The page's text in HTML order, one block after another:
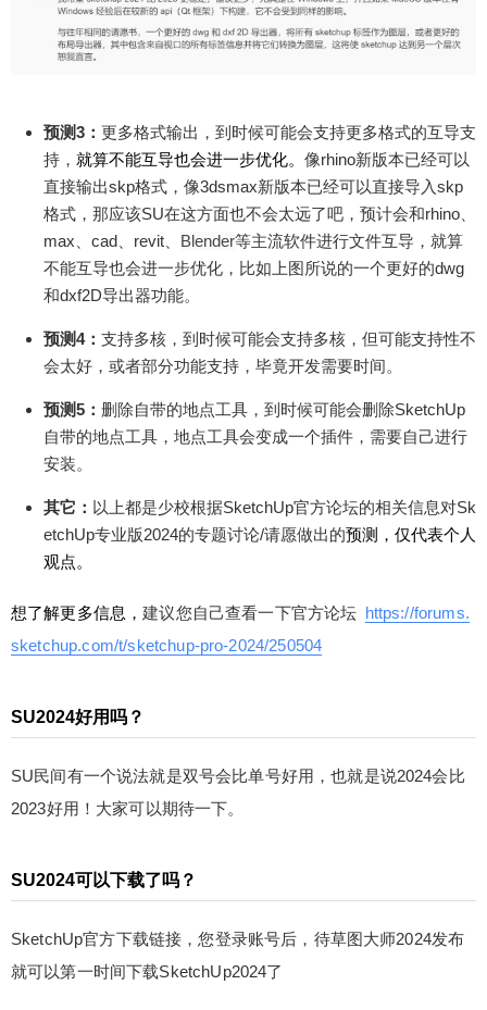
预测3： 更多格式输出，到时候可能会支持更多格式的互导支
持， 就算不能互导也会进一步优化。 像rhino新版本已经可以
直接输出skp格式，像3dsmax新版本已经可以直接导入skp
格式，那应该SU在这方面也不会太远了吧，预计会和rhino、
max、cad、revit、 Blender等主流软件进行文件互导，就算
不能互导也会进一步优化，比如上图所说的一个更好的dwg
和dxf2D导出器功能。
预测4： 支持多核，到时候可能会支持多核，但可能支持性不
会太好，或者部分功能支持，毕竟开发需要时间。
预测5： 删除自带的地点工具，到时候可能会删除SketchUp
自带的地点工具，地点工具会变成一个插件，需要自己进行
安装。
其它： 以上都是少校根据SketchUp官方论坛的相关信息对Sk
etchUp专业版2024的专题讨论/请愿做出的预测，仅代表个人
观点。
想了解更多信息，建议您自己查看一下官方论坛 https://forums.
sketchup.com/t/sketchup-pro-2024/250504
SU2024好用吗？
SU民间有一个说法就是双号会比单号好用，也就是说2024会比
2023好用！大家可以期待一下。
SU2024可以下载了吗？
SketchUp官方下载链接，您登录账号后，待草图大师2024发布
就可以第一时间下载SketchUp2024了
给少校-LA打赏
20 元
¥